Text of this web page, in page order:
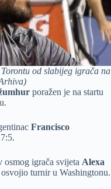
od slabijeg igrača na
poražen je na startu
Francisco
igrača svijeta Alexa
turnir u Washingtonu.